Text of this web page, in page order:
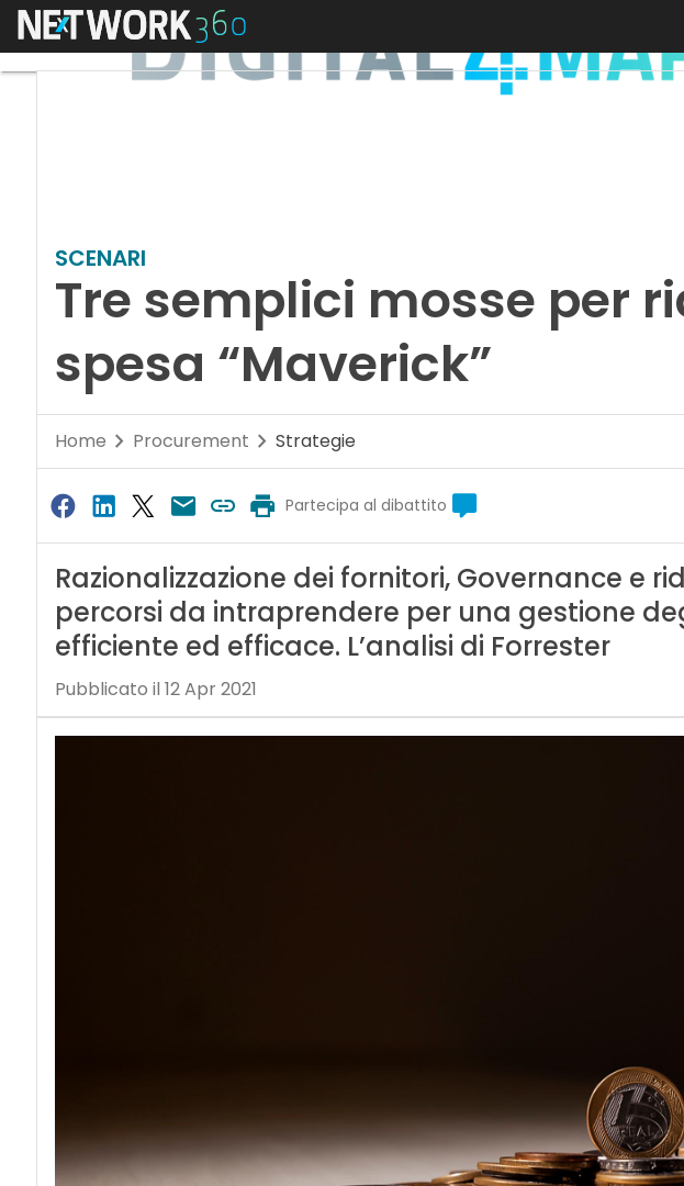
Menu
SCENARI
Tre semplici mosse per
spesa “Maverick”
Home Procurement Strategie
Partecipa al dibattito
Razionalizzazione dei fornitori, Governance e
percorsi da intraprendere per una gestione
efficiente ed efficace. L’analisi di Forrester
Pubblicato il 12 Apr 2021